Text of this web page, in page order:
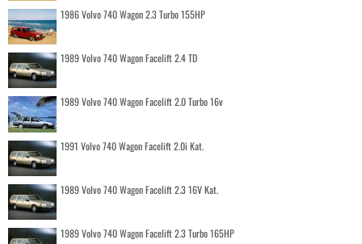
1986 Volvo 740 Wagon 2.3 Turbo 155HP
1989 Volvo 740 Wagon Facelift 2.4 TD
1989 Volvo 740 Wagon Facelift 2.0 Turbo 16v
1991 Volvo 740 Wagon Facelift 2.0i Kat.
1989 Volvo 740 Wagon Facelift 2.3 16V Kat.
1989 Volvo 740 Wagon Facelift 2.3 Turbo 165HP